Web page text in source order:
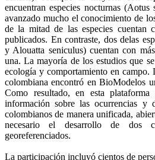
encuentran especies nocturnas
avanzado mucho el conocimiento de
de la mitad de las especies cuentan
publicados. En contraste, dos delas
y Alouatta seniculus) cuentan con
una. La mayoría de los estudios que
ecología y comportamiento en campo.
colombiana encontró en BioModelos
Como resultado, en esta
información sobre las ocurrencias y
colombianos de manera unificada,
necesario el desarrollo de dos
georeferenciados.
La participación incluyó cientos de